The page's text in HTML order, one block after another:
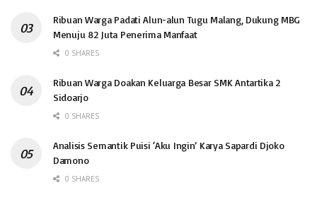
Ribuan Warga Padati Alun-alun Tugu Malang, Dukung MBG
Menuju 82 Juta Penerima Manfaat
0 SHARES
Ribuan Warga Doakan Keluarga Besar SMK Antartika 2
Sidoarjo
0 SHARES
Analisis Semantik Puisi ‘Aku Ingin’ Karya Sapardi Djoko
Damono
0 SHARES